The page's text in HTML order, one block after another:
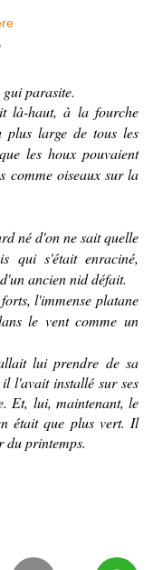
parasite.
là-haut, à la fourche
plus large de tous les
les houx pouvaient
comme oiseaux sur la
né d'on ne sait quelle
qui s'était enraciné,
ancien nid défait.
l'immense platane
le vent comme un
lui prendre de sa
l'avait installé sur ses
Et, lui, maintenant, le
était que plus vert. Il
du printemps.